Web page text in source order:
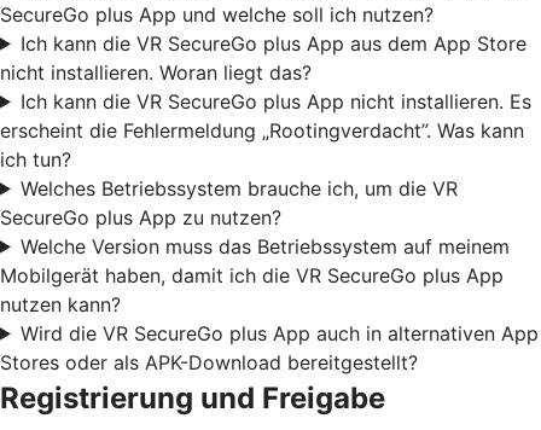
SecureGo plus App und welche soll ich nutzen?
Ich kann die VR SecureGo plus App aus dem App Store
nicht installieren. Woran liegt das?
Ich kann die VR SecureGo plus App nicht installieren. Es
erscheint die Fehlermeldung „Rootingverdacht”. Was kann
ich tun?
Welches Betriebssystem brauche ich, um die VR
SecureGo plus App zu nutzen?
Welche Version muss das Betriebssystem auf meinem
Mobilgerät haben, damit ich die VR SecureGo plus App
nutzen kann?
Wird die VR SecureGo plus App auch in alternativen App
Stores oder als APK-Download bereitgestellt?
Registrierung und Freigabe